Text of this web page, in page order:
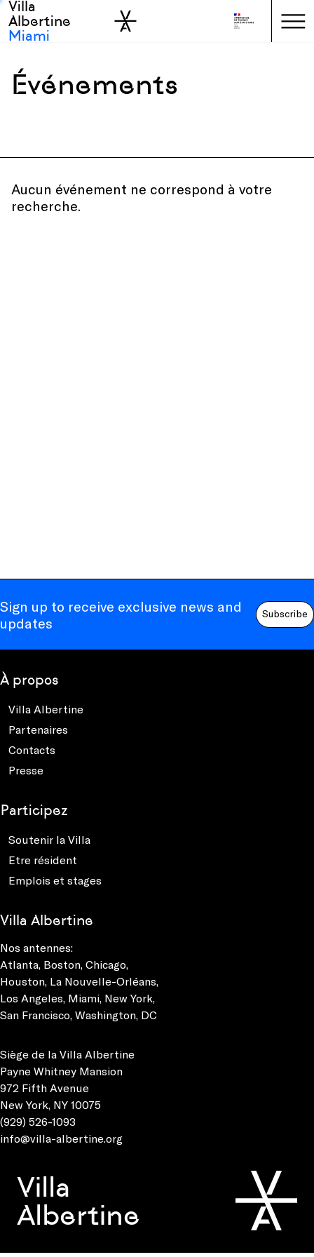
Skip to main
Skip to sidebar
Villa
Albertine
Miami
Événements
Toutes disciplines
Aucun événement ne correspond à votre
recherche.
Sign up to receive exclusive news and
updates
Subscribe
À propos
Villa Albertine
Partenaires
Contacts
Presse
Participez
Soutenir la Villa
Etre résident
Emplois et stages
Villa Albertine
Nos antennes:
Atlanta, Boston, Chicago,
Houston, La Nouvelle-Orléans,
Los Angeles, Miami, New York,
San Francisco, Washington, DC
Siège de la Villa Albertine
Payne Whitney Mansion
972 Fifth Avenue
New York, NY 10075
(929) 526-1093
info@villa-albertine.org
Villa
Albertine